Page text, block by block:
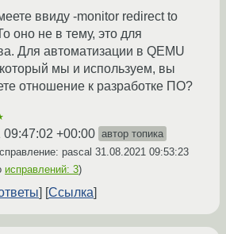
ввиду -monitor redirect to
оно не в тему, это для
Для автоматизации в QEMU
который мы и используем, вы
отношение к разработке ПО?
09:47:02 +00:00 автор топика
pascal 31.08.2021 09:53:23
исправлений: 3)
Ссылка